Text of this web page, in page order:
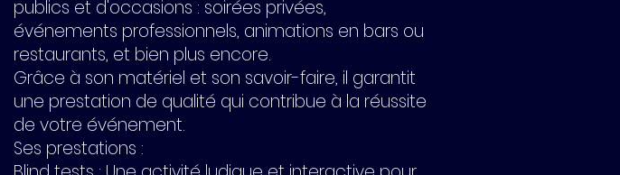
publics et d'occasions : soirées privées,
événements professionnels, animations en bars ou
restaurants, et bien plus encore.
Grâce à son matériel et son savoir-faire, il garantit
une prestation de qualité qui contribue à la réussite
de votre événement.
Ses prestations :